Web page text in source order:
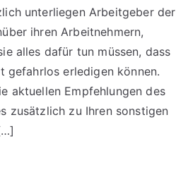
unterliegen Arbeitgeber der
ihren Arbeitnehmern,
alles dafür tun müssen, dass
gefahrlos erledigen können.
aktuellen Empfehlungen des
zusätzlich zu Ihren sonstigen